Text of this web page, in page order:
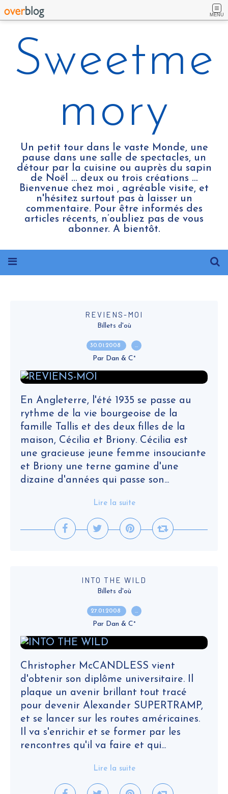
MENU
Sweetme
mory
Un petit tour dans le vaste Monde, une
pause dans une salle de spectacles, un
détour par la cuisine ou auprès du sapin
de Noël ... deux ou trois créations …
Bienvenue chez moi , agréable visite, et
n'hésitez surtout pas à laisser un
commentaire. Pour être informés des
articles récents, n’oubliez pas de vous
abonner. A bientôt.
REVIENS-MOI
Billets d'où
30.01.2008 …
Par Dan & C°
En Angleterre, l'été 1935 se passe au
rythme de la vie bourgeoise de la
famille Tallis et des deux filles de la
maison, Cécilia et Briony. Cécilia est
une gracieuse jeune femme insouciante
et Briony une terne gamine d'une
dizaine d'années qui passe son...
Lire la suite
INTO THE WILD
Billets d'où
27.01.2008 …
Par Dan & C°
Christopher McCANDLESS vient
d'obtenir son diplôme universitaire. Il
plaque un avenir brillant tout tracé
pour devenir Alexander SUPERTRAMP,
et se lancer sur les routes américaines.
Il va s'enrichir et se former par les
rencontres qu'il va faire et qui...
Lire la suite